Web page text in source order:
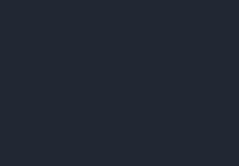
incluido
mayas en las zonas